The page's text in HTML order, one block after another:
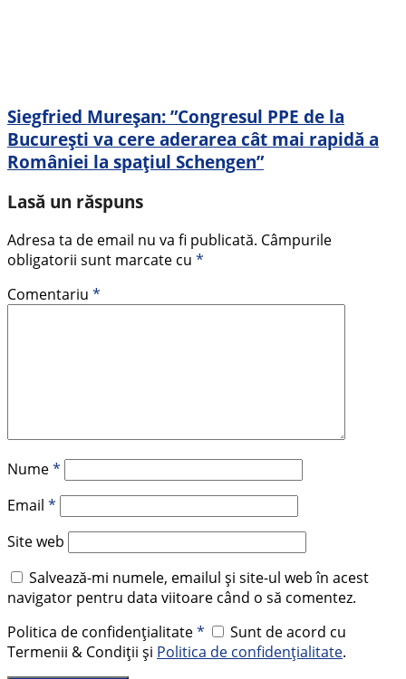
Siegfried Mureșan: ”Congresul PPE de la
București va cere aderarea cât mai rapidă a
României la spațiul Schengen”
Lasă un răspuns
Adresa ta de email nu va fi publicată. Câmpurile
obligatorii sunt marcate cu *
Comentariu *
Nume*
Email *
Site web
Salvează-mi numele, emailul și site-ul web în acest
navigator pentru data viitoare când o să comentez.
Politica de confidențialitate*
Sunt de acord cu
Termenii & Condiții și Politica de confidențialitate.